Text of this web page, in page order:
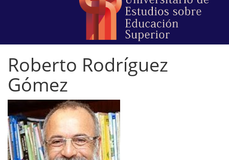
Roberto Rodríguez
Gómez